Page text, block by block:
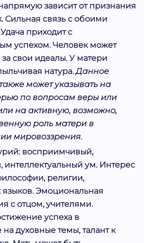
зависит от признания
Сильная связь с обоими
приходит с
успехом. Человек может
свои идеалы. У матери
натура.Данное
может указывать на
по вопросам веры или
на активную, возможно,
роль матери в
мировоззрения.
восприимчивый,
интеллектуальный ум. Интерес
религии,
языков. Эмоциональная
с отцом, учителями.
успеха в
на духовные темы, талант к